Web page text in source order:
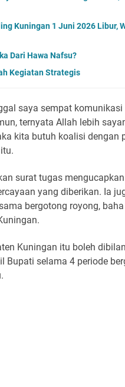
Kuningan 1 Juni 2026 Libur,
Dari Hawa Nafsu?
Kegiatan Strategis
saya sempat
ternyata Allah lebih
kita butuh koalisi dengan
surat tugas
yang diberikan. Ia
bergotong royong,
Kuningan itu boleh
Bupati selama 4 periode